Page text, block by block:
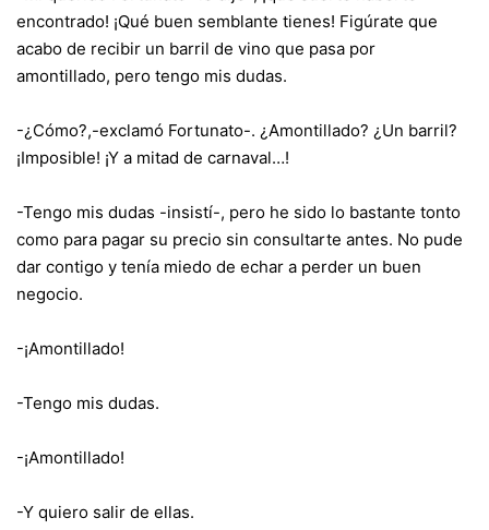
encontrado! ¡Qué buen semblante tienes! Figúrate que
acabo de recibir un barril de vino que pasa por
amontillado, pero tengo mis dudas.
-¿Cómo?,-exclamó Fortunato-. ¿Amontillado? ¿Un barril?
¡Imposible! ¡Y a mitad de carnaval…!
-Tengo mis dudas -insistí-, pero he sido lo bastante tonto
como para pagar su precio sin consultarte antes. No pude
dar contigo y tenía miedo de echar a perder un buen
negocio.
-¡Amontillado!
-Tengo mis dudas.
-¡Amontillado!
-Y quiero salir de ellas.